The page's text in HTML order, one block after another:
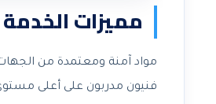
مميزات الخدمة
مواد آمنة ومعتمدة من
فنيون مدربون على أعلى